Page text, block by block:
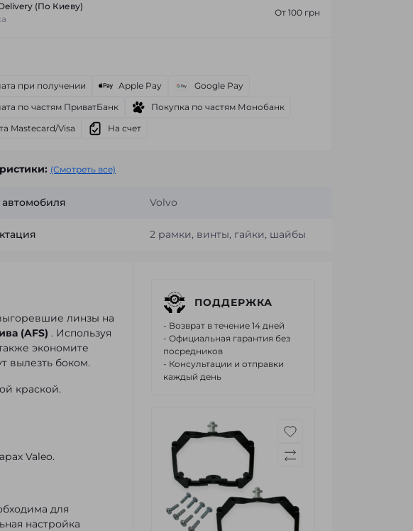
(По Киеву)
От 100 грн
при получении Apple Pay
Google Pay
по частям ПриватБанк
Покупка по частям Монобанк
Mastecard/Visa
На счет
(Смотреть все)
Volvo
2 рамки, винты, гайки, шайбы
линзы на
(AFS) . Используя
экономите
вылезть боком.
краской.
Valeo.
для
настройка
ПОДДЕРЖКА
- Возврат в течение 14 дней
- Официальная гарантия без
посредников
- Консультации и отправки
каждый день